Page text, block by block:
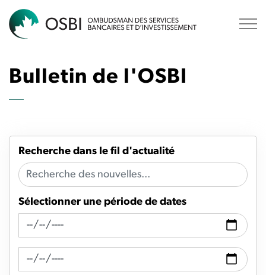
Bulletin de l'OSBI
Recherche dans le fil d'actualité
Sélectionner une période de dates
Recherche de fil d'actualité Date de
Recherche de flux d'actualités Date à